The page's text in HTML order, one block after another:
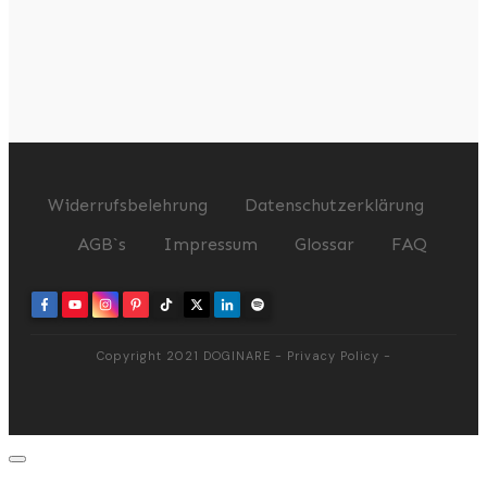
Widerrufsbelehrung
Datenschutzerklärung
AGB`s
Impressum Glossar FAQ
Copyright 2021 DOGINARE - Privacy Policy -
Dialog